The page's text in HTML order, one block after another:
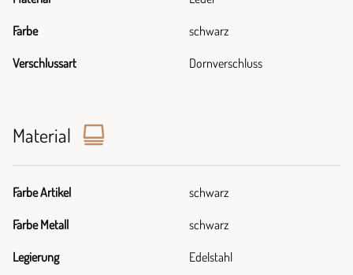
Farbe schwarz
Verschlussart Dornverschluss
Material
Farbe Artikel schwarz
Farbe Metall schwarz
Legierung Edelstahl